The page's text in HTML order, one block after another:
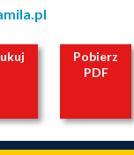
Pobierz
PDF